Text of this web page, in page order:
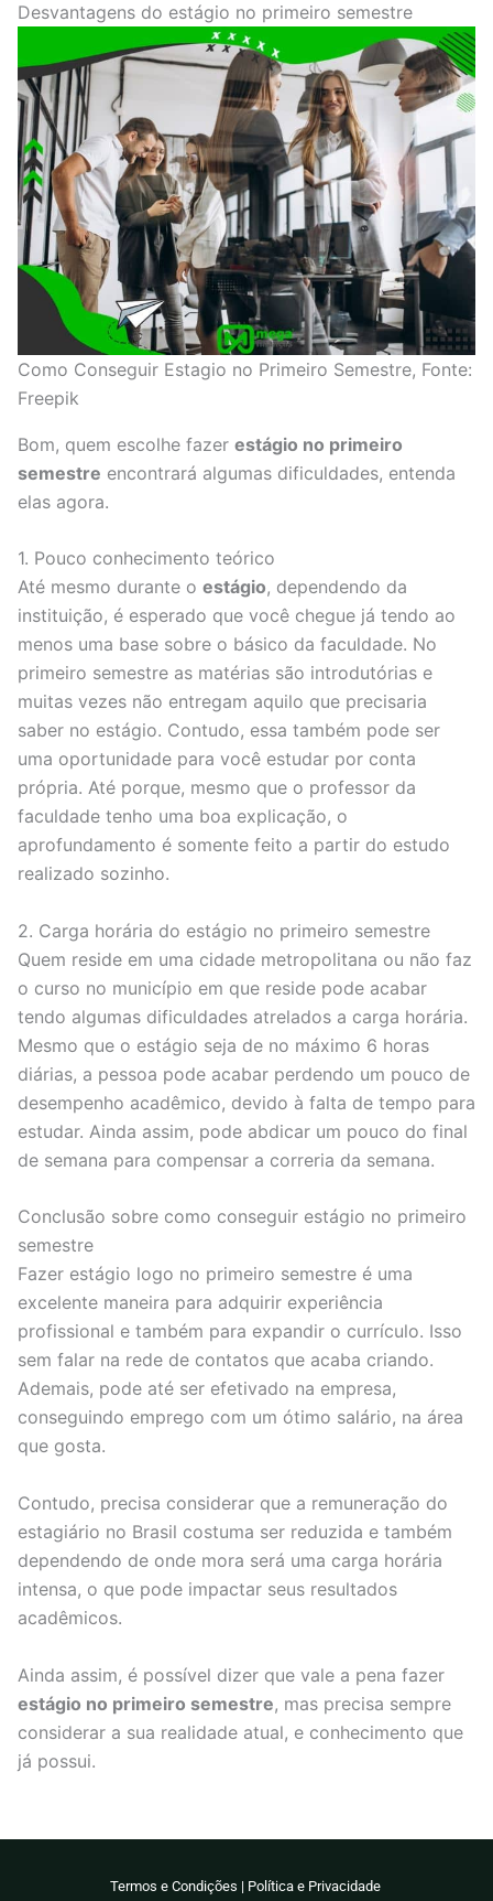
Desvantagens do estágio no primeiro semestre
Como Conseguir Estagio no Primeiro Semestre, Fonte:
Freepik
Bom, quem escolhe fazer estágio no primeiro
semestre encontrará algumas dificuldades, entenda
elas agora.
1. Pouco conhecimento teórico
Até mesmo durante o estágio, dependendo da
instituição, é esperado que você chegue já tendo ao
menos uma base sobre o básico da faculdade. No
primeiro semestre as matérias são introdutórias e
muitas vezes não entregam aquilo que precisaria
saber no estágio. Contudo, essa também pode ser
uma oportunidade para você estudar por conta
própria. Até porque, mesmo que o professor da
faculdade tenho uma boa explicação, o
aprofundamento é somente feito a partir do estudo
realizado sozinho.
2. Carga horária do estágio no primeiro semestre
Quem reside em uma cidade metropolitana ou não faz
o curso no município em que reside pode acabar
tendo algumas dificuldades atrelados a carga horária.
Mesmo que o estágio seja de no máximo 6 horas
diárias, a pessoa pode acabar perdendo um pouco de
desempenho acadêmico, devido à falta de tempo para
estudar. Ainda assim, pode abdicar um pouco do final
de semana para compensar a correria da semana.
Conclusão sobre como conseguir estágio no primeiro
semestre
Fazer estágio logo no primeiro semestre é uma
excelente maneira para adquirir experiência
profissional e também para expandir o currículo. Isso
sem falar na rede de contatos que acaba criando.
Ademais, pode até ser efetivado na empresa,
conseguindo emprego com um ótimo salário, na área
que gosta.
Contudo, precisa considerar que a remuneração do
estagiário no Brasil costuma ser reduzida e também
dependendo de onde mora será uma carga horária
intensa, o que pode impactar seus resultados
acadêmicos.
Ainda assim, é possível dizer que vale a pena fazer
estágio no primeiro semestre, mas precisa sempre
considerar a sua realidade atual, e conhecimento que
já possui.
Termos e Condições | Política e Privacidade